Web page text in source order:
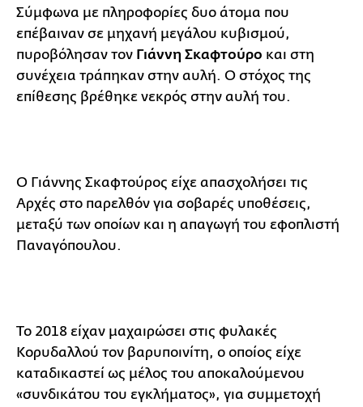
Σύμφωνα με πληροφορίες δυο άτομα που
επέβαιναν σε μηχανή μεγάλου κυβισμού,
πυροβόλησαν τον Γιάννη Σκαφτούρο και στη
συνέχεια τράπηκαν στην αυλή. Ο στόχος της
επίθεσης βρέθηκε νεκρός στην αυλή του.
Ο Γιάννης Σκαφτούρος είχε απασχολήσει τις
Αρχές στο παρελθόν για σοβαρές υποθέσεις,
μεταξύ των οποίων και η απαγωγή του εφοπλιστή
Παναγόπουλου.
Το 2018 είχαν μαχαιρώσει στις φυλακές
Κορυδαλλού τον βαρυποινίτη, ο οποίος είχε
καταδικαστεί ως μέλος του αποκαλούμενου
«συνδικάτου του εγκλήματος», για συμμετοχή